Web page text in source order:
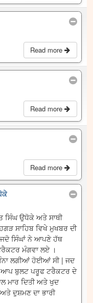
Read more
Read more
Read more
ਸਿੰਘ ਉਧੋਕੇ ਅਤੇ ਸਾਥੀ
ਸਾਹਿਬ ਵਿਖੇ ਮੁਖਬਰ ਦੀ
ਸਿੰਘਾਂ ਨੇ ਆਪਣੇ ਹੱਥ
ਮੰਗਵਾ ਲਏ ।
ਲਗੀਆਂ ਹੋਈਆਂ ਸੀ | ਜਦ
ਆਪ ਬੁਲਟ ਪਰੂਫ ਟਰੈਕਟਰ ਦੇ
ਮਾਰ ਦਿਤੀ ਅਤੇ ਖੁਦ
ਦੁਸ਼ਮਣ ਦਾ ਭਾਰੀ